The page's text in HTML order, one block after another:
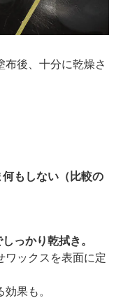
布後、十分に乾燥さ
もしない（比較の
っかり乾拭き。
ワックスを表面に定
果も。